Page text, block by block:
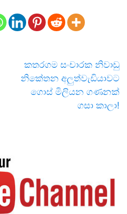
කතරගම සංචාරක නිවාඩු
නිකේතන අලුත්වැඩියාවට
ගොස් මිලියන ගණනක්
ගසා කාලා!